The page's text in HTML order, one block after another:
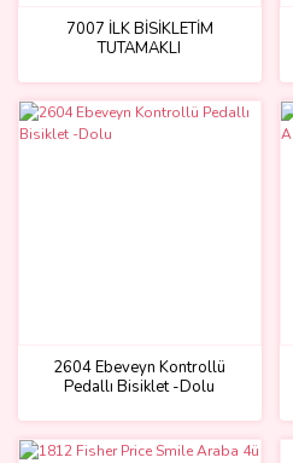
7007 İLK BİSİKLETİM
TUTAMAKLI
2604 Ebeveyn Kontrollü
Pedallı Bisiklet -Dolu